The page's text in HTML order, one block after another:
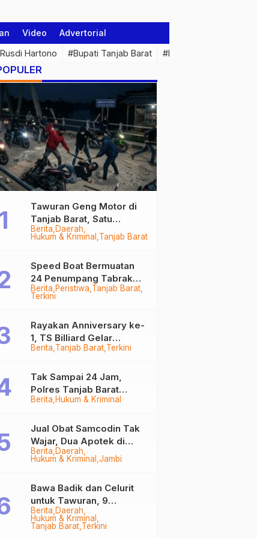
Video Advertorial
Hartono #Bupati Tanjab Barat #Pemprov Jambi
Berita Daerah
Hukum & Kriminal Tanjab Barat
Tawuran Geng Motor di
Tanjab Barat, Satu
Remaja Kritis Dibacok, 3
Pelaku Ditangkap
Berita Peristiwa Tanjab Barat
Terkini
Speed Boat Bermuatan
24 Penumpang Tabrak
Togok di Kuala Tungkal,
Berita Tanjab Barat Terkini
Rayakan Anniversary ke-
1, TS Billiard Gelar
Turnamen 9 Ball
Berita Hukum & Kriminal
Tak Sampai 24 Jam,
Polres Tanjab Barat
Ringkus Komplotan
Tungkal
Berita Daerah
Hukum & Kriminal Jambi
Jual Obat Samcodin Tak
Wajar, Dua Apotek di
Tanjab Barat Disegel
Berita Daerah
Hukum & Kriminal
Tanjab Barat Terkini
Bawa Badik dan Celurit
untuk Tawuran, 9
Anggota Geng Motor di
Tanjab Barat Diringkus